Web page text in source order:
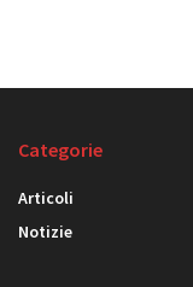
Categorie
Articoli
Notizie